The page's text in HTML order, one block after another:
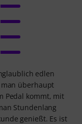
edlen
man überhaupt
Pedal kommt, mit
Stundenlang
genießt. Es ist